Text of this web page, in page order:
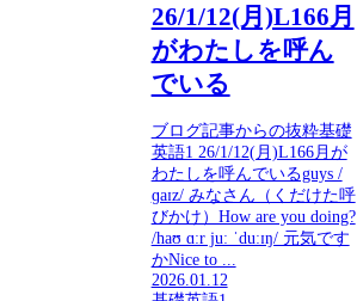
26/1/12(月)L166月
がわたしを呼ん
でいる
ブログ記事からの抜粋基礎
英語1 26/1/12(月)L166月が
わたしを呼んでいるguys /
ɡaɪz/ みなさん（くだけた呼
びかけ）How are you doing?
/haʊ ɑːr juː ˈduːɪŋ/ 元気です
かNice to ...
2026.01.12